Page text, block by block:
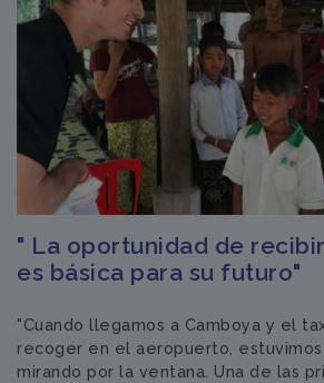
" La oportunidad de
es básica para su futuro"
"Cuando llegamos a Camboya y el
recoger en el aeropuerto,
mirando por la ventana. Una de las